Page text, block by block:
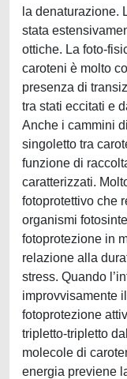
la denaturazione.
stata
ottiche. La foto-
caroteni è molto
presenza di
tra stati eccitati e
Anche i cammini
singoletto tra
funzione di
caratterizzati.
fotoprotettivo che
organismi
fotoprotezione in
relazione alla
stress. Quando
improvvisamente
fotoprotezione
tripletto-tripletto
molecole di
energia previene